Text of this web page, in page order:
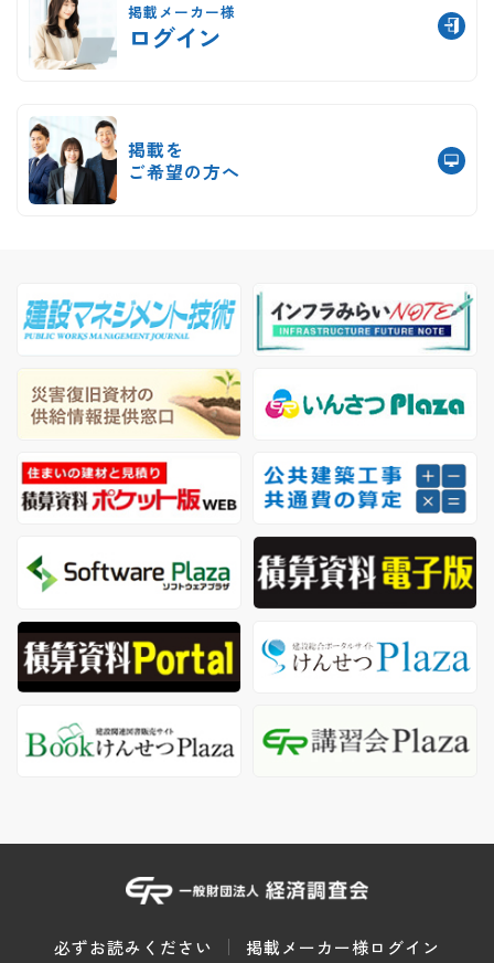
掲載メーカー様
ログイン
掲載を
ご希望の方へ
必ずお読みください 掲載メーカー様ログイン